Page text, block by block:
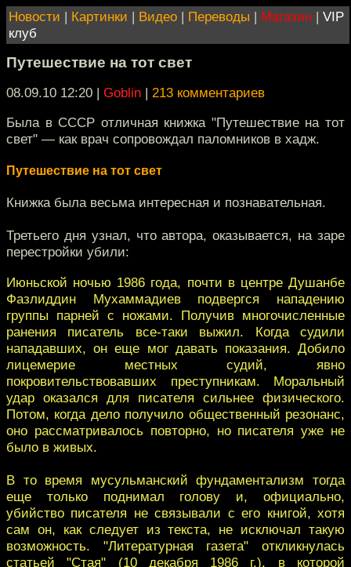
Новости | Картинки | Видео | Переводы | Магазин | VIP
клуб
Путешествие на тот свет
08.09.10 12:20 | Goblin | 213 комментариев
Была в СССР отличная книжка "Путешествие на тот
свет" — как врач сопровождал паломников в хадж.
Путешествие на тот свет
Книжка была весьма интересная и познавательная.
Третьего дня узнал, что автора, оказывается, на заре
перестройки убили:
Июньской ночью 1986 года, почти в центре Душанбе
Фазлиддин Мухаммадиев подвергся нападению
группы парней с ножами. Получив многочисленные
ранения писатель все-таки выжил. Когда судили
нападавших, он еще мог давать показания. Добило
лицемерие местных судий, явно
покровительствовавших преступникам. Моральный
удар оказался для писателя сильнее физического.
Потом, когда дело получило общественный резонанс,
оно рассматривалось повторно, но писателя уже не
было в живых.
В то время мусульманский фундаментализм тогда
еще только поднимал голову и, официально,
убийство писателя не связывали с его книгой, хотя
сам он, как следует из текста, не исключал такую
возможность. "Литературная газета" откликнулась
статьей "Стая" (10 декабря 1986 г.), в которой